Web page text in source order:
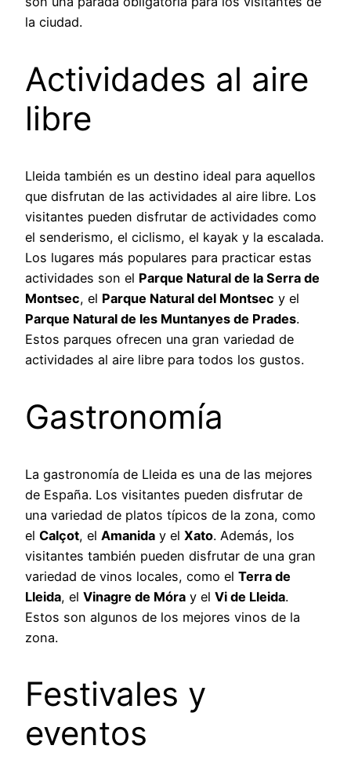
la ciudad.
Actividades al aire
libre
Lleida también es un destino ideal para aquellos
que disfrutan de las actividades al aire libre. Los
visitantes pueden disfrutar de actividades como
el senderismo, el ciclismo, el kayak y la escalada.
Los lugares más populares para practicar estas
actividades son el Parque Natural de la Serra de
Montsec, el Parque Natural del Montsec y el
Parque Natural de les Muntanyes de Prades.
Estos parques ofrecen una gran variedad de
actividades al aire libre para todos los gustos.
Gastronomía
La gastronomía de Lleida es una de las mejores
de España. Los visitantes pueden disfrutar de
una variedad de platos típicos de la zona, como
el Calçot, el Amanida y el Xato. Además, los
visitantes también pueden disfrutar de una gran
variedad de vinos locales, como el Terra de
Lleida, el Vinagre de Móra y el Vi de Lleida.
Estos son algunos de los mejores vinos de la
zona.
Festivales y
eventos